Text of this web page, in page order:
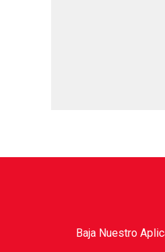
Baja Nuestro